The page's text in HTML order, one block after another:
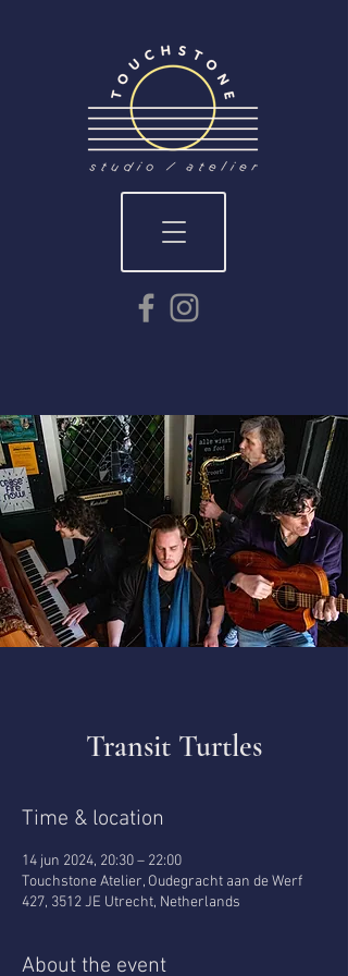
Transit Turtles
Time & location
14 jun 2024, 20:30 – 22:00
Touchstone Atelier, Oudegracht aan de Werf
427, 3512 JE Utrecht, Netherlands
About the event